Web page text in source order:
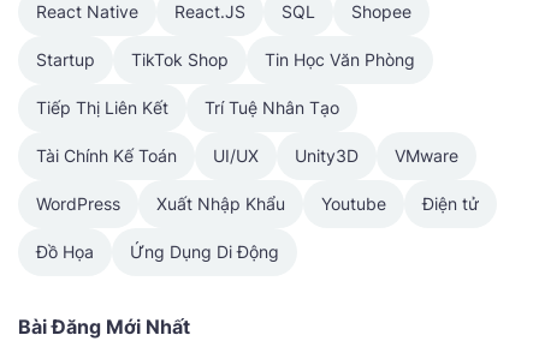
React Native React.JS SQL Shopee
Startup TikTok Shop Tin Học Văn Phòng
Tiếp Thị Liên Kết Trí Tuệ Nhân Tạo
Tài Chính Kế Toán UI/UX Unity3D VMware
WordPress Xuất Nhập Khẩu Youtube Điện tử
Đồ Họa Ứng Dụng Di Động
Bài Đăng Mới Nhất